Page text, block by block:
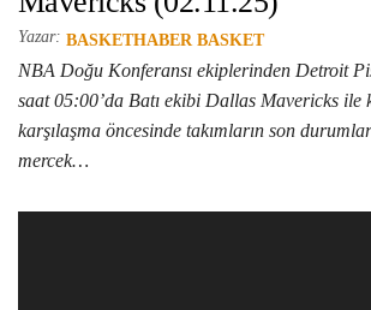
Yazar: BASKETHABER BASKET
NBA Doğu Konferansı ekiplerinden Detroit
saat 05:00’da Batı ekibi Dallas Mavericks ile
karşılaşma öncesinde takımların son
mercek…